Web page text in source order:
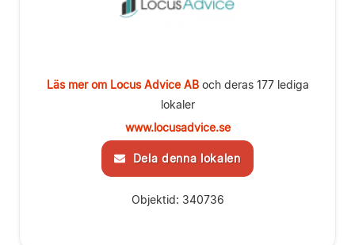
Läs mer om Locus Advice ABoch deras 177 lediga
lokaler
www.locusadvice.se
Dela denna lokalen
Objektid: 340736